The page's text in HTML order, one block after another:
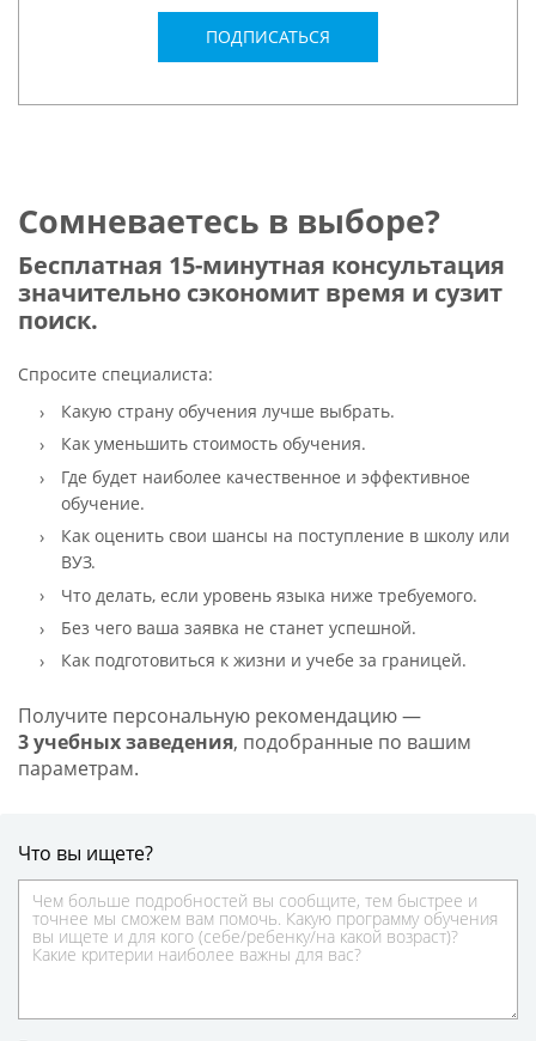
ПОДПИСАТЬСЯ
Сомневаетесь в выборе?
Бесплатная 15-минутная консультация
значительно сэкономит время и сузит
поиск.
Спросите специалиста:
Какую страну обучения лучше выбрать.
Как уменьшить стоимость обучения.
Где будет наиболее качественное и эффективное
обучение.
Как оценить свои шансы на поступление в школу или
ВУЗ.
Что делать, если уровень языка ниже требуемого.
Без чего ваша заявка не станет успешной.
Как подготовиться к жизни и учебе за границей.
Получите персональную рекомендацию —
3 учебных заведения, подобранные по вашим
параметрам.
Что вы ищете?